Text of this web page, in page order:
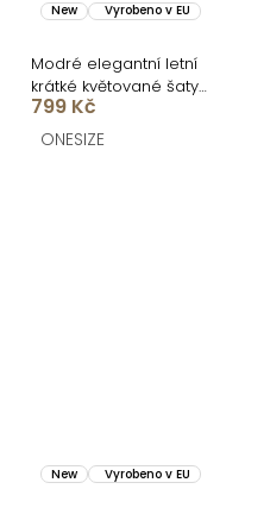
New Vyrobeno v EU
Modré elegantní letní
krátké květované šaty
VENSIA
799 Kč
ONESIZE
New Vyrobeno v EU